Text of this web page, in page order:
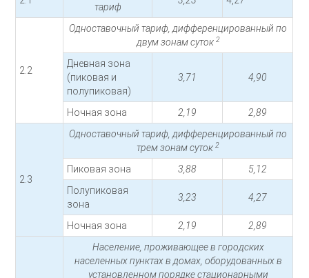
тариф
2.2
Одноставочный тариф, дифференцированный по
двум зонам суток 2
Дневная зона
(пиковая и
полупиковая)
3,71 4,90
Ночная зона 2,19 2,89
2.3
Одноставочный тариф, дифференцированный по
трем зонам суток2
Пиковая зона 3,88
5,12
Полупиковая
зона
3,23 4,27
Ночная зона 2,19 2,89
Население, проживающее в городских
населенных пунктах в домах, оборудованных в
установленном порядке стационарными